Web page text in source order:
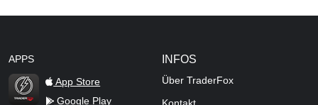
APPS
App Store
Google Play
INFOS
Über TraderFox